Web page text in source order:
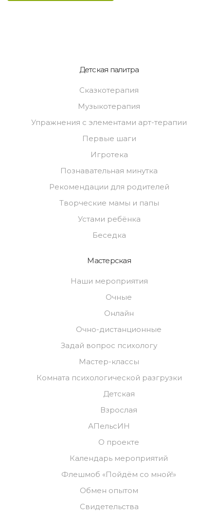
Детская палитра
Сказкотерапия
Музыкотерапия
Упражнения с элементами арт-терапии
Первые шаги
Игротека
Познавательная минутка
Рекомендации для родителей
Творческие мамы и папы
Устами ребёнка
Беседка
Мастерская
Наши мероприятия
Очные
Онлайн
Очно-дистанционные
Задай вопрос психологу
Мастер-классы
Комната психологической разгрузки
Детская
Взрослая
АПельсИН
О проекте
Календарь мероприятий
Флешмоб «Пойдём со мной!»
Обмен опытом
Свидетельства